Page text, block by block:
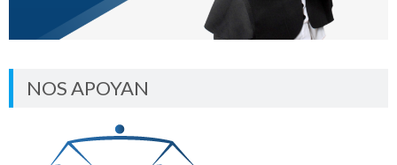
NOS APOYAN